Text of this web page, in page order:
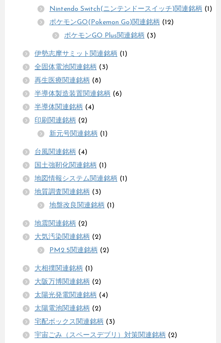
Nintendo Switch(ニンテンドースイッチ)関連銘柄 (1)
ポケモンGO(Pokemon Go)関連銘柄 (12)
ポケモンGO Plus関連銘柄 (3)
伊勢志摩サミット関連銘柄 (1)
全固体電池関連銘柄 (3)
再生医療関連銘柄 (8)
半導体製造装置関連銘柄 (6)
半導体関連銘柄 (4)
印刷関連銘柄 (2)
新元号関連銘柄 (1)
台風関連銘柄 (4)
国土強靭化関連銘柄 (1)
地図情報システム関連銘柄 (1)
地質調査関連銘柄 (3)
地盤改良関連銘柄 (1)
地震関連銘柄 (2)
大気汚染関連銘柄 (2)
PM2.5関連銘柄 (2)
大相撲関連銘柄 (1)
大阪万博関連銘柄 (2)
太陽光発電関連銘柄 (4)
太陽電池関連銘柄 (2)
宅配ボックス関連銘柄 (3)
宇宙ごみ（スペースデブリ）対策関連銘柄 (2)